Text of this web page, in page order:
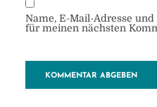
Name, E-Mail-Adresse
für meinen nächsten